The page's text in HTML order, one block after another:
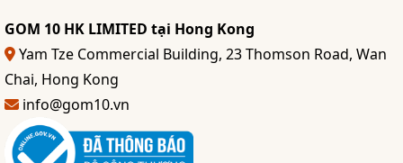
GOM 10 HK LIMITED tại Hong Kong
Yam Tze Commercial Building, 23 Thomson Road, Wan
Chai, Hong Kong
info@gom10.vn